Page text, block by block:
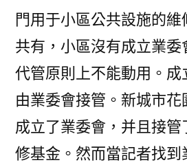
門用于小區公共設施的維
共有，小區沒有成立業委
代管原則上不能動用。成
由業委會接管。新城市
成立了業委會，并且接
修基金。然而當記者找到